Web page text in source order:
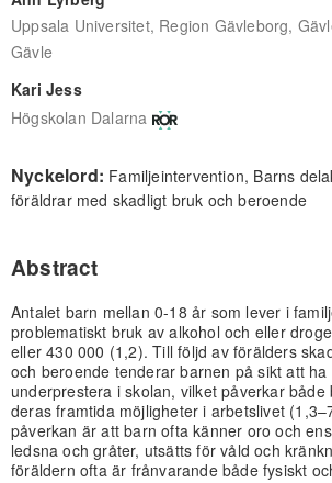
Uppsala Universitet, Region Gävleborg,
Gävle
Kari Jess
Högskolan Dalarna
Nyckelord: Familjeintervention, Barns
föräldrar med skadligt bruk och beroende
Abstract
Antalet barn mellan 0-18 år som lever i
problematiskt bruk av alkohol och eller
eller 430 000 (1,2). Till följd av förälders
och beroende tenderar barnen på sikt att
underprestera i skolan, vilket påverkar både
deras framtida möjligheter i arbetslivet
påverkan är att barn ofta känner oro och
ledsna och gråter, utsätts för våld och
föräldern ofta är frånvarande både fysiskt